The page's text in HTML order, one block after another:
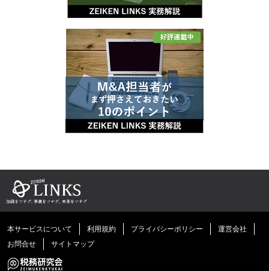
本サービスについて 利用規約 プライバシーポリシー
運営会社
お問合せ
サイトマップ